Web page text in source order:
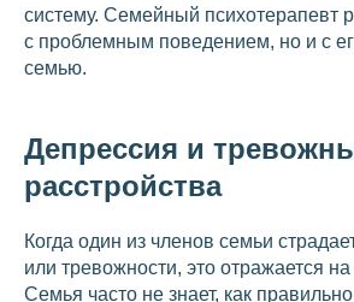
систему. Семейный психотерапевт
с проблемным поведением, но и с
семью.
Депрессия и
расстройства
Когда один из членов семьи
или тревожности, это отражается на
Семья часто не знает, как